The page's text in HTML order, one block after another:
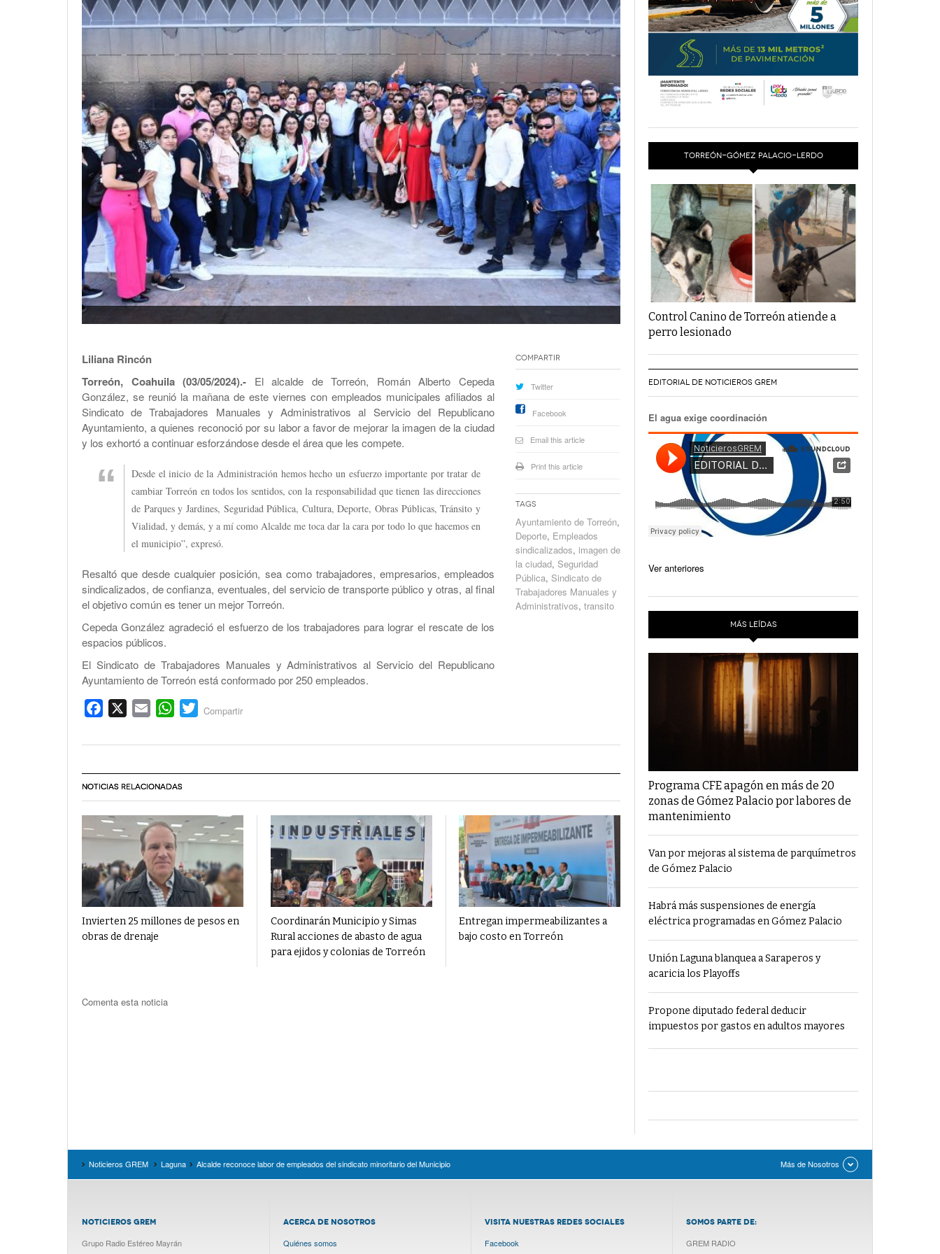
Liliana Rincón
Torreón, Coahuila (03/05/2024).- El alcalde de Torreón, Román Alberto Cepeda
González, se reunió la mañana de este viernes con empleados municipales afiliados al
Sindicato de Trabajadores Manuales y Administrativos al Servicio del Republicano
Ayuntamiento, a quienes reconoció por su labor a favor de mejorar la imagen de la ciudad
y los exhortó a continuar esforzándose desde el área que les compete.
Desde el inicio de la Administración hemos hecho un esfuerzo importante por tratar de
cambiar Torreón en todos los sentidos, con la responsabilidad que tienen las direcciones
de Parques y Jardines, Seguridad Pública, Cultura, Deporte, Obras Públicas, Tránsito y
Vialidad, y demás, y a mí como Alcalde me toca dar la cara por todo lo que hacemos en
el municipio”, expresó.
Resaltó que desde cualquier posición, sea como trabajadores, empresarios, empleados
sindicalizados, de confianza, eventuales, del servicio de transporte público y otras, al final
el objetivo común es tener un mejor Torreón.
Cepeda González agradeció el esfuerzo de los trabajadores para lograr el rescate de los
espacios públicos.
El Sindicato de Trabajadores Manuales y Administrativos al Servicio del Republicano
Ayuntamiento de Torreón está conformado por 250 empleados.
Facebook Email WhatsApp
Twitter
Compartir
Compartir
Twitter
Facebook
Email this article
Print this article
Tags
Ayuntamiento de Torreón,
Deporte, Empleados
sindicalizados, imagen de
la ciudad, Seguridad
Pública, Sindicato de
Trabajadores Manuales y
Administrativos, transito
NOTICIAS RELACIONADAS
Invierten 25 millones de pesos en
obras de drenaje
Coordinarán Municipio y Simas
Rural acciones de abasto de agua
para ejidos y colonias de Torreón
Entregan impermeabilizantes a
bajo costo en Torreón
Comenta esta noticia
TORREÓN-GÓMEZ PALACIO-LERDO
Control Canino de Torreón atiende a
perro lesionado
EDITORIAL DE NOTICIEROS GREM
El agua exige coordinación
Ver anteriores
MÁS LEÍDAS
Programa CFE apagón en más de 20
zonas de Gómez Palacio por labores de
mantenimiento
Van por mejoras al sistema de parquímetros
de Gómez Palacio
Habrá más suspensiones de energía
eléctrica programadas en Gómez Palacio
Unión Laguna blanquea a Saraperos y
acaricia los Playoffs
Propone diputado federal deducir
impuestos por gastos en adultos mayores
Noticieros GREM Laguna Alcalde reconoce labor de empleados del sindicato minoritario del Municipio Más de Nosotros
NOTICIEROS GREM
Grupo Radio Estéreo Mayrán
ACERCA DE NOSOTROS
Quiénes somos
VISITA NUESTRAS REDES SOCIALES
Facebook
SOMOS PARTE DE:
GREM RADIO